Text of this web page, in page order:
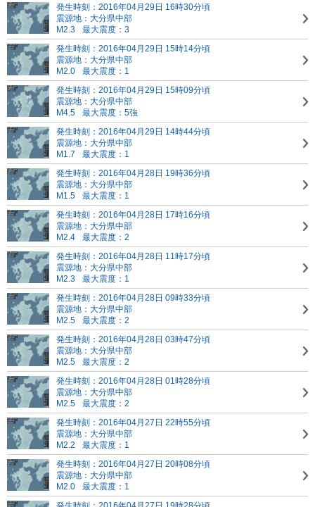
発生時刻：2016年04月29日 16時30分頃
震源地：大分県中部
M2.3
最大震度：3
発生時刻：2016年04月29日 15時14分頃
震源地：大分県中部
M2.0
最大震度：1
発生時刻：2016年04月29日 15時09分頃
震源地：大分県中部
M4.5
最大震度：5強
発生時刻：2016年04月29日 14時44分頃
震源地：大分県中部
M1.7
最大震度：1
発生時刻：2016年04月28日 19時36分頃
震源地：大分県中部
M1.5
最大震度：1
発生時刻：2016年04月28日 17時16分頃
震源地：大分県中部
M2.4
最大震度：2
発生時刻：2016年04月28日 11時17分頃
震源地：大分県中部
M2.3
最大震度：1
発生時刻：2016年04月28日 09時33分頃
震源地：大分県中部
M2.5
最大震度：2
発生時刻：2016年04月28日 03時47分頃
震源地：大分県中部
M2.5
最大震度：2
発生時刻：2016年04月28日 01時28分頃
震源地：大分県中部
M2.5
最大震度：2
発生時刻：2016年04月27日 22時55分頃
震源地：大分県中部
M2.2
最大震度：1
発生時刻：2016年04月27日 20時08分頃
震源地：大分県中部
M2.0
最大震度：1